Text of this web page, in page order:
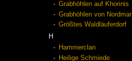
Grabhöhlen auf Khorinis
Grabhöhlen von Nordmar
Größtes Waldläuferdorf
H
Hammerclan
Heilige Schmiede